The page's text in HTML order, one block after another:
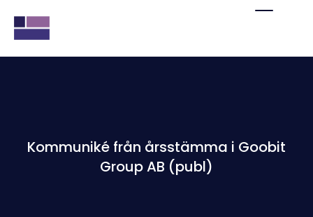
Kommuniké från årsstämma i Goobit
Group AB (publ)